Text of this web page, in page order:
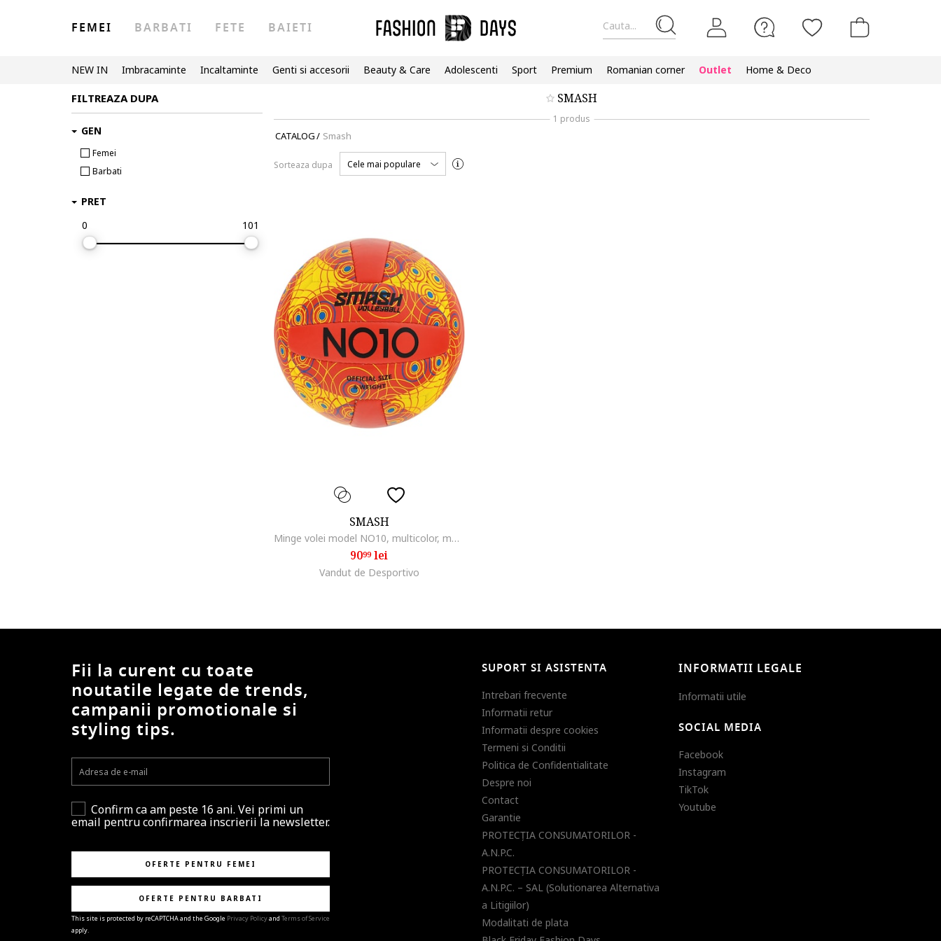
Cauta...
FEMEI BARBATI FETE BAIETI
NEW IN Imbracaminte Incaltaminte Genti si accesorii Beauty & Care Adolescenti Sport Premium Romanian corner Outlet Home & Deco
SMASH
1 produs
CATALOG/ Smash
Sorteaza dupa Cele mai populare
SMASH
Minge volei model NO10, multicolor, marimea
9099lei
Vandut de Desportivo
FILTREAZA DUPA
GEN
Femei
Barbati
PRET
0
101
Fii la curent cu toate
noutatile legate de trends,
campanii promotionale si
styling tips.
Confirm ca am peste 16 ani. Vei primi un
email pentru confirmarea inscrierii la newsletter.
OFERTE PENTRU FEMEI
OFERTE PENTRU BARBATI
This site is protected by reCAPTCHA and the Google Privacy Policyand Terms of Service
apply.
SUPORT SI ASISTENTA
Intrebari frecvente
Informatii retur
Informatii despre cookies
Termeni si Conditii
Politica de Confidentialitate
Despre noi
Contact
Garantie
PROTECŢIA CONSUMATORILOR -
A.N.P.C.
PROTECŢIA CONSUMATORILOR -
A.N.P.C. – SAL (Solutionarea Alternativa
a Litigiilor)
Modalitati de plata
INFORMATII LEGALE
Informatii utile
SOCIAL MEDIA
Facebook
Instagram
TikTok
Youtube